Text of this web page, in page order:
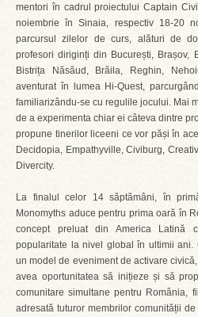
mentori în cadrul proiectului Captain
noiembrie în Sinaia, respectiv 18-20
parcursul zilelor de curs, alături de
profesori diriginți din București, Brașov,
Bistrița Năsăud, Brăila, Reghin,
aventurat în lumea Hi-Quest,
familiarizându-se cu regulile jocului. Mai
de a experimenta chiar ei câteva dintre
propune tinerilor liceeni ce vor păși în
Decidopia, Empathyville, Civiburg,
Divercity.
La finalul celor 14 săptămâni, în
Monomyths aduce pentru prima oară în
concept preluat din America Latină
popularitate la nivel global în ultimii ani.
un model de eveniment de activare
avea oportunitatea să inițieze și să
comunitare simultane pentru România,
adresată tuturor membrilor comunității